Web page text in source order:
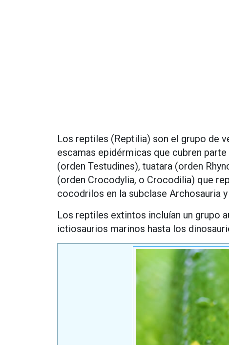
Los reptiles (Reptilia) son el grupo de
escamas epidérmicas que cubren
(orden Testudines), tuatara (orden
(orden Crocodylia, o Crocodilia) que
cocodrilos en la subclase Archosauria
Los reptiles extintos incluían un grupo
ictiosaurios marinos hasta los